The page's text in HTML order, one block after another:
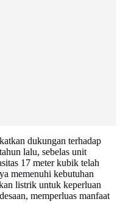
dukungan terhadap
lalu, sebelas unit
17 meter kubik telah
memenuhi kebutuhan
listrik untuk keperluan
memperluas manfaat